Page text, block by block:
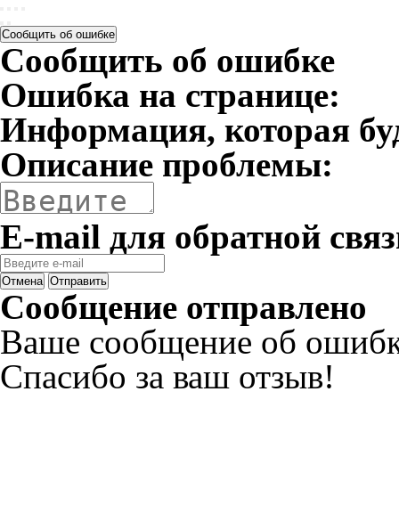
Сообщить об ошибке
Сообщить об ошибке
Ошибка на странице:
Информация, которая
Описание проблемы:
E-mail для обратной
Отмена Отправить
Сообщение отправлено
Ваше сообщение об
Спасибо за ваш отзыв!